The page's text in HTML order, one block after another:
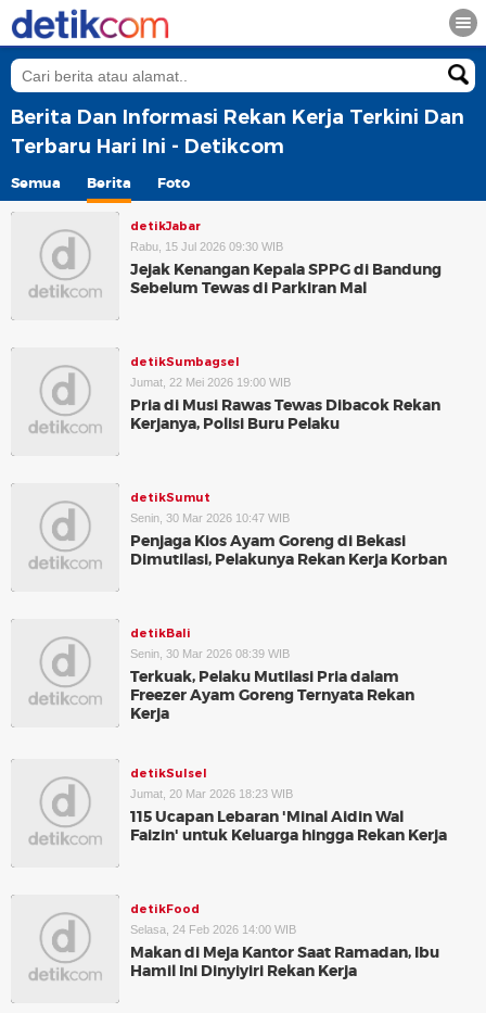
Berita Dan Informasi Rekan Kerja Terkini Dan
Terbaru Hari Ini - Detikcom
Semua Berita Foto
detikJabar
Rabu, 15 Jul 2026 09:30 WIB
Jejak Kenangan Kepala SPPG di Bandung
Sebelum Tewas di Parkiran Mal
detikSumbagsel
Jumat, 22 Mei 2026 19:00 WIB
Pria di Musi Rawas Tewas Dibacok Rekan
Kerjanya, Polisi Buru Pelaku
detikSumut
Senin, 30 Mar 2026 10:47 WIB
Penjaga Kios Ayam Goreng di Bekasi
Dimutilasi, Pelakunya Rekan Kerja Korban
detikBali
Senin, 30 Mar 2026 08:39 WIB
Terkuak, Pelaku Mutilasi Pria dalam
Freezer Ayam Goreng Ternyata Rekan
Kerja
detikSulsel
Jumat, 20 Mar 2026 18:23 WIB
115 Ucapan Lebaran 'Minal Aidin Wal
Faizin' untuk Keluarga hingga Rekan Kerja
detikFood
Selasa, 24 Feb 2026 14:00 WIB
Makan di Meja Kantor Saat Ramadan, Ibu
Hamil Ini Dinyiyiri Rekan Kerja